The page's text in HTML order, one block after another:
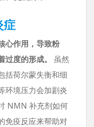
症
心作用，导致粉
度的形成。
虽然
括荷尔蒙失衡和细
环境压力会加剧炎
NMN 补充剂如何
免疫反应来帮助对